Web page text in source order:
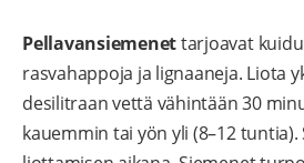
Pellavansiemenettarjoavat
rasvahappoja ja lignaaneja. Liota
desilitraan vettä vähintään 30
kauemmin tai yön yli (8–12